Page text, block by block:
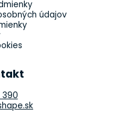
údajov
390